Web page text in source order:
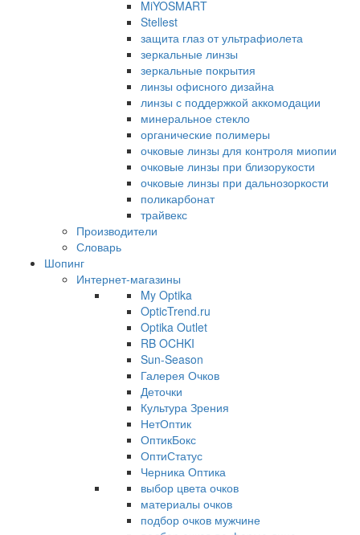
MiYOSMART
Stellest
защита глаз от ультрафиолета
зеркальные линзы
зеркальные покрытия
линзы офисного дизайна
линзы с поддержкой аккомодации
минеральное стекло
органические полимеры
очковые линзы для контроля миопии
очковые линзы при близорукости
очковые линзы при дальнозоркости
поликарбонат
трайвекс
Производители
Словарь
Шопинг
Интернет-магазины
My Optika
OpticTrend.ru
Optika Outlet
RB OCHKI
Sun-Season
Галерея Очков
Деточки
Культура Зрения
НетОптик
ОптикБокс
ОптиСтатус
Черника Оптика
выбор цвета очков
материалы очков
подбор очков мужчине